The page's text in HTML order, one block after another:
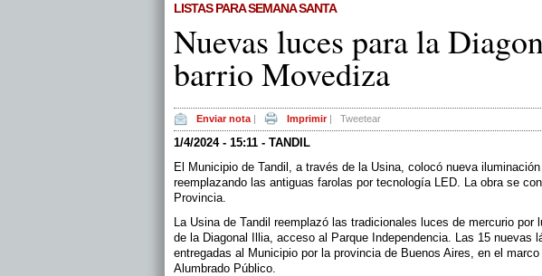
LISTAS PARA SEMANA SANTA
Nuevas luces para la
barrio Movediza
Enviar nota | Imprimir| Tweetear
1/4/2024 - 15:11 - TANDIL
El Municipio de Tandil, a través de la Usina, colocó nueva
reemplazando las antiguas farolas por tecnología LED. La obra se
Provincia.
La Usina de Tandil reemplazó las tradicionales luces de mercurio
de la Diagonal Illia, acceso al Parque Independencia. Las 15 nuevas
entregadas al Municipio por la provincia de Buenos Aires, en el
Alumbrado Público.